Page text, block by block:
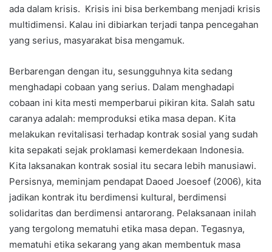
ada dalam krisis. Krisis ini bisa berkembang menjadi krisis
multidimensi. Kalau ini dibiarkan terjadi tanpa pencegahan
yang serius, masyarakat bisa mengamuk.
Berbarengan dengan itu, sesungguhnya kita sedang
menghadapi cobaan yang serius. Dalam menghadapi
cobaan ini kita mesti memperbarui pikiran kita. Salah satu
caranya adalah: memproduksi etika masa depan. Kita
melakukan revitalisasi terhadap kontrak sosial yang sudah
kita sepakati sejak proklamasi kemerdekaan Indonesia.
Kita laksanakan kontrak sosial itu secara lebih manusiawi.
Persisnya, meminjam pendapat Daoed Joesoef (2006), kita
jadikan kontrak itu berdimensi kultural, berdimensi
solidaritas dan berdimensi antarorang. Pelaksanaan inilah
yang tergolong mematuhi etika masa depan. Tegasnya,
mematuhi etika sekarang yang akan membentuk masa